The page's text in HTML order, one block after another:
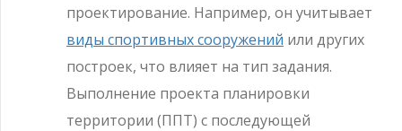
проектирование. Например, он учитывает
виды спортивных сооружений или других
построек, что влияет на тип задания.
Выполнение проекта планировки
территории (ППТ) с последующей